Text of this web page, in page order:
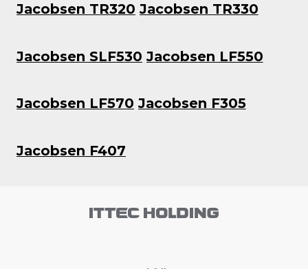
Jacobsen TR320 Jacobsen TR330
Jacobsen SLF530 Jacobsen LF550
Jacobsen LF570 Jacobsen F305
Jacobsen F407